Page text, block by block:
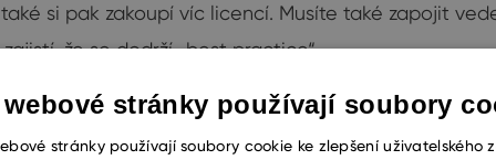
si pak zakoupí víc licencí. Musíte také zapojit
že se dodrží „best practice“.
stránky používají soubory
stránky používají soubory cookie ke zlepšení uživatelského